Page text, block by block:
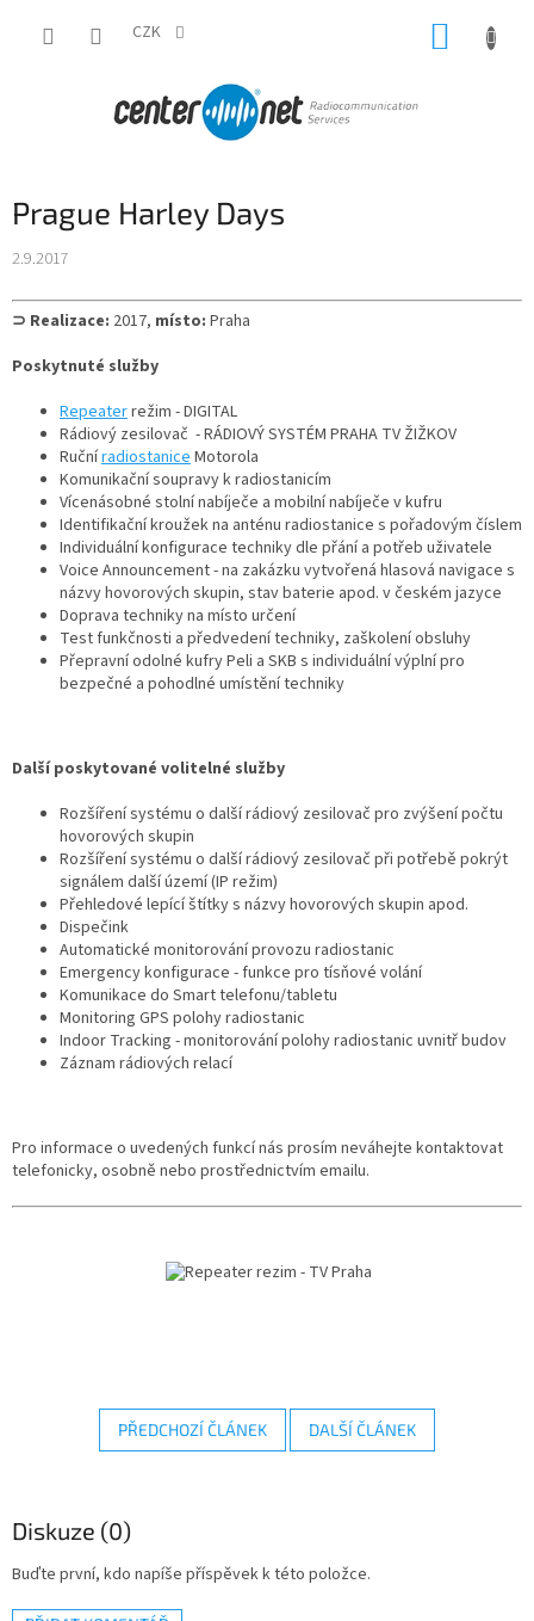
CZK
Prague Harley Days
2.9.2017
⊃ Realizace: 2017, místo: Praha
Poskytnuté služby
Repeaterrežim - DIGITAL
Rádiový zesilovač - RÁDIOVÝ SYSTÉM PRAHA TV ŽIŽKOV
Ručníradiostanice Motorola
Komunikační soupravy k radiostanicím
Vícenásobné stolní nabíječe a mobilní nabíječe v kufru
Identifikační kroužek na anténu radiostanice s pořadovým číslem
Individuální konfigurace techniky dle přání a potřeb uživatele
Voice Announcement - na zakázku vytvořená hlasová navigace s
názvy hovorových skupin, stav baterie apod. v českém jazyce
Doprava techniky na místo určení
Test funkčnosti a předvedení techniky, zaškolení obsluhy
Přepravní odolné kufry Peli a SKB s individuální výplní pro
bezpečné a pohodlné umístění techniky
Další poskytované volitelné služby
Rozšíření systému o další rádiový zesilovač pro zvýšení počtu
hovorových skupin
Rozšíření systému o další rádiový zesilovač při potřebě pokrýt
signálem další území (IP režim)
Přehledové lepící štítky s názvy hovorových skupin apod.
Dispečink
Automatické monitorování provozu radiostanic
Emergency konfigurace - funkce pro tísňové volání
Komunikace do Smart telefonu/tabletu
Monitoring GPS polohy radiostanic
Indoor Tracking - monitorování polohy radiostanic uvnitř budov
Záznam rádiových relací
Pro informace o uvedených funkcí nás prosím neváhejte kontaktovat
telefonicky, osobně nebo prostřednictvím emailu.
PŘEDCHOZÍ ČLÁNEK DALŠÍ ČLÁNEK
Diskuze (0)
Buďte první, kdo napíše příspěvek k této položce.